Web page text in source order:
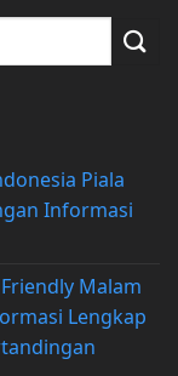
Piala
Informasi
Malam
Lengkap